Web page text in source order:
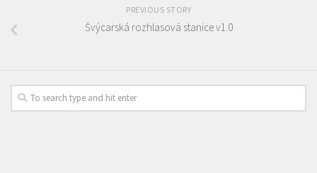
PREVIOUS STORY
Švýcarská rozhlasová stanice v1.0